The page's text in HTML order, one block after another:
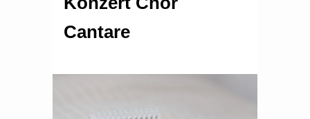
Cantare